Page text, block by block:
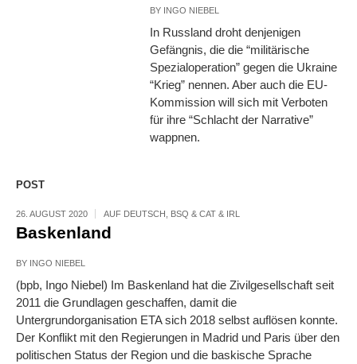
BY INGO NIEBEL
In Russland droht denjenigen
Gefängnis, die die “militärische
Spezialoperation” gegen die Ukraine
“Krieg” nennen. Aber auch die EU-
Kommission will sich mit Verboten
für ihre “Schlacht der Narrative”
wappnen.
POST
26. AUGUST 2020 AUF DEUTSCH BSQ & CAT & IRL
Baskenland
BY INGO NIEBEL
(bpb, Ingo Niebel) Im Baskenland hat die Zivilgesellschaft seit
2011 die Grundlagen geschaffen, damit die
Untergrundorganisation ETA sich 2018 selbst auflösen konnte.
Der Konflikt mit den Regierungen in Madrid und Paris über den
politischen Status der Region und die baskische Sprache